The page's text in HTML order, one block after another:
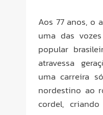
Aos 77 anos, o
uma das
popular
atravessa
uma carreira
nordestino ao
cordel,